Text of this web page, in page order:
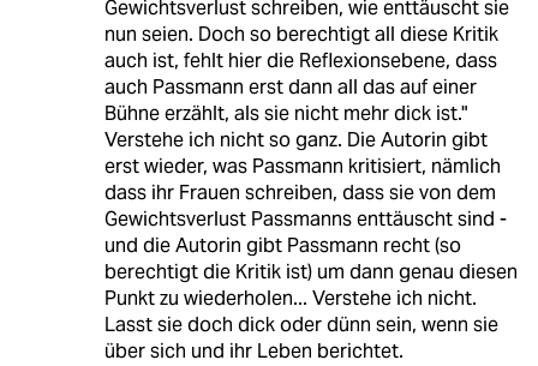
Gewichtsverlust schreiben, wie enttäuscht sie
nun seien. Doch so berechtigt all diese Kritik
auch ist, fehlt hier die Reflexionsebene, dass
auch Passmann erst dann all das auf einer
Bühne erzählt, als sie nicht mehr dick ist."
Verstehe ich nicht so ganz. Die Autorin gibt
erst wieder, was Passmann kritisiert, nämlich
dass ihr Frauen schreiben, dass sie von dem
Gewichtsverlust Passmanns enttäuscht sind -
und die Autorin gibt Passmann recht (so
berechtigt die Kritik ist) um dann genau diesen
Punkt zu wiederholen... Verstehe ich nicht.
Lasst sie doch dick oder dünn sein, wenn sie
über sich und ihr Leben berichtet.